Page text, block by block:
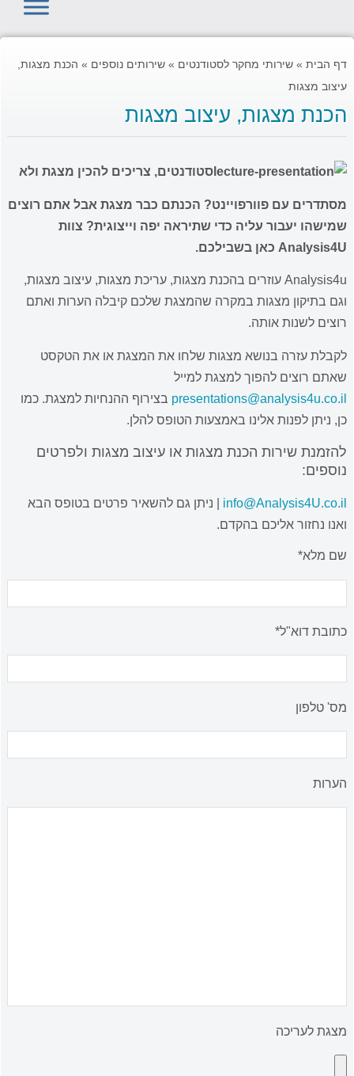
דף הבית » שירותי מחקר לסטודנטים » שירותים נוספים » הכנת מצגות,
עיצוב מצגות
הכנת מצגות, עיצוב מצגות
סטודנטים, צריכים להכין מצגת ולא
מסתדרים עם פוורפויינט? הכנתם כבר מצגת אבל אתם רוצים
שמישהו יעבור עליה כדי שתיראה יפה וייצוגית? צוות
Analysis4U כאן בשבילכם.
Analysis4u עוזרים בהכנת מצגות, עריכת מצגות, עיצוב מצגות,
וגם בתיקון מצגות במקרה שהמצגת שלכם קיבלה הערות ואתם
רוצים לשנות אותה.
לקבלת עזרה בנושא מצגות שלחו את המצגת או את הטקסט
שאתם רוצים להפוך למצגת למייל
presentations@analysis4u.co.il בצירוף ההנחיות למצגת. כמו
כן, ניתן לפנות אלינו באמצעות הטופס להלן.
להזמנת שירות הכנת מצגות או עיצוב מצגות ולפרטים
נוספים:
info@Analysis4U.co.il | ניתן גם להשאיר פרטים בטופס הבא
ואנו נחזור אליכם בהקדם.
שם מלא*
כתובת דוא"ל*
מס' טלפון
הערות
מצגת לעריכה